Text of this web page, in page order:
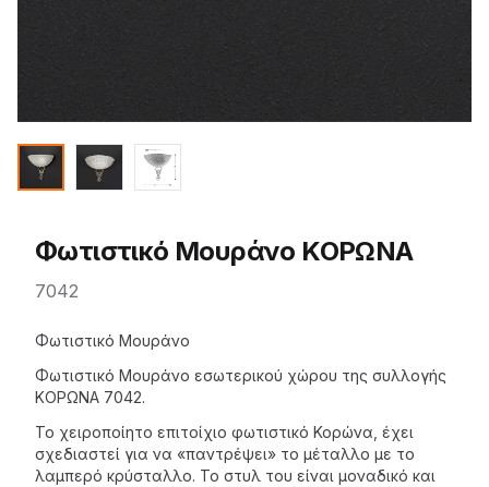
Φωτιστικό Μουράνο ΚΟΡΩΝΑ
7042
Description
Φωτιστικό Μουράνο
Φωτιστικό Μουράνο εσωτερικού χώρου της συλλογής
ΚΟΡΩΝΑ 7042.
Το χειροποίητο επιτοίχιο φωτιστικό Κορώνα, έχει
σχεδιαστεί για να «παντρέψει» το μέταλλο με το
λαμπερό κρύσταλλο. Το στυλ του είναι μοναδικό και